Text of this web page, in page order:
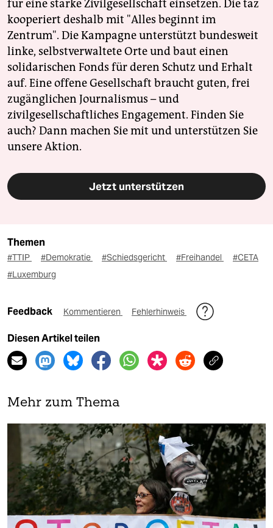
für eine starke Zivilgesellschaft einsetzen. Die taz
kooperiert deshalb mit "Alles beginnt im
Zentrum". Die Kampagne unterstützt bundesweit
linke, selbstverwaltete Orte und baut einen
solidarischen Fonds für deren Schutz und Erhalt
auf. Eine offene Gesellschaft braucht guten, frei
zugänglichen Journalismus – und
zivilgesellschaftliches Engagement. Finden Sie
auch? Dann machen Sie mit und unterstützen Sie
unsere Aktion.
Jetzt unterstützen
Themen
#TTIP #Demokratie #Schiedsgericht #Freihandel
#CETA
#Luxemburg
Feedback Kommentieren Fehlerhinweis
Diesen Artikel teilen
Mehr zum Thema